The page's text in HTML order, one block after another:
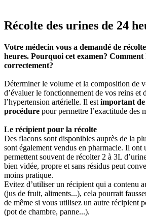
Récolte des urines de 24
Votre médecin vous a demandé de
heures. Pourquoi cet examen? Comment
correctement?
Déterminer le volume et la composition de
d’évaluer le fonctionnement de vos reins et
l’hypertension artérielle. Il est important de
procédure pour permettre l’exactitude des
Le récipient pour la récolte
Des flacons sont disponibles auprès de la
sont également vendus en pharmacie. Il ont
permettent souvent de récolter 2 à 3L
bien vidée, propre et sans résidus peut
moins pratique.
Evitez d’utiliser un récipient qui a contenu
(jus de fruit, aliments...), cela pourrait
de même si vous utilisez un autre récipient
(pot de chambre, panne...).